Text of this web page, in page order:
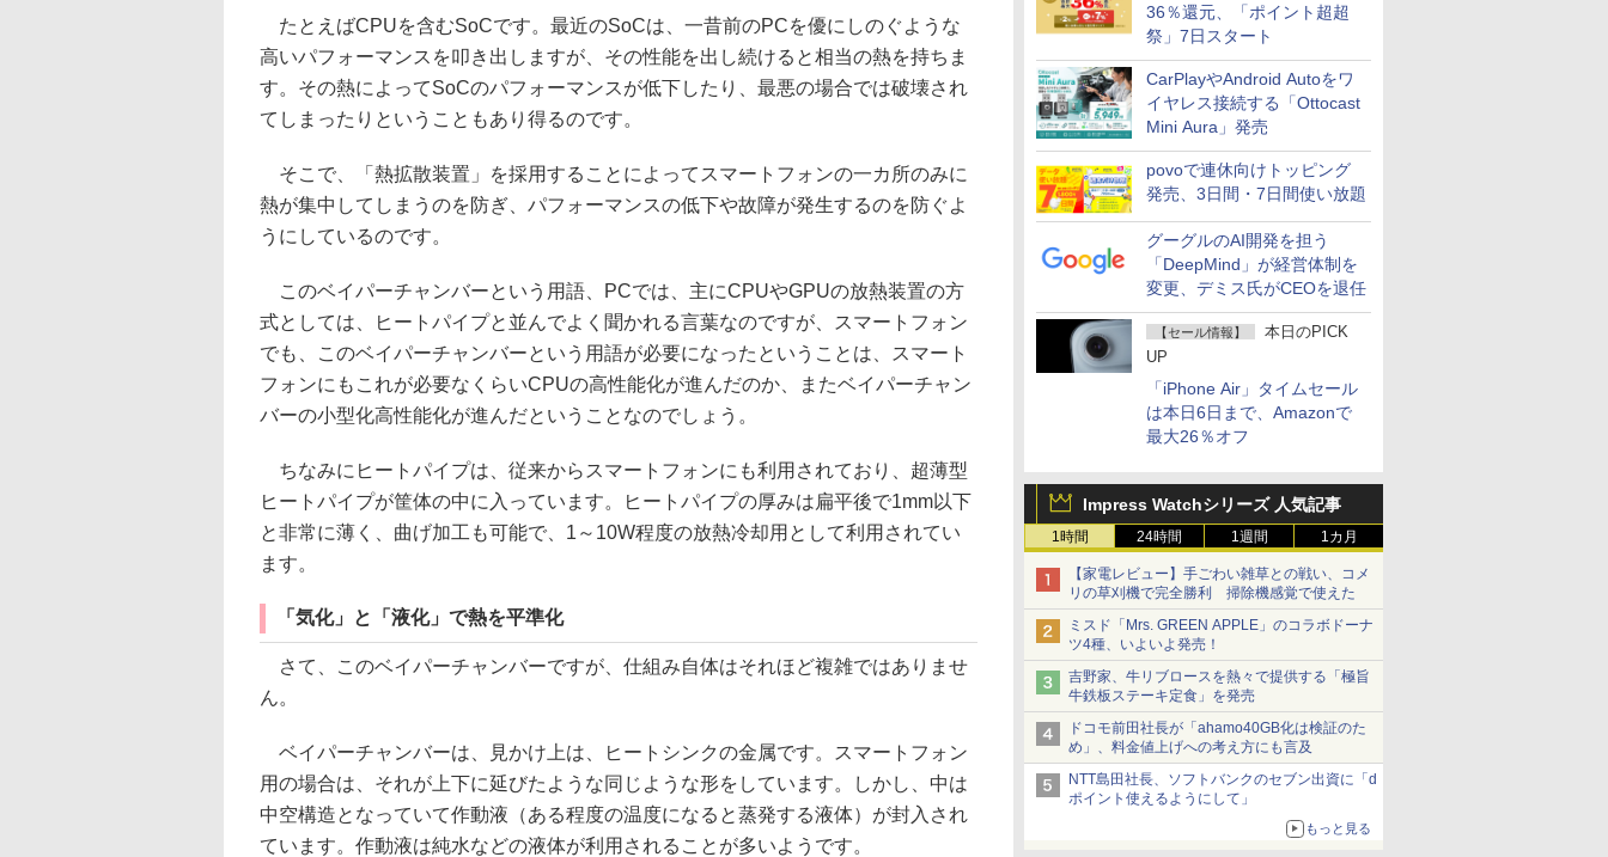
36％還元、「ポイント超超
祭」7日スタート
CarPlayやAndroid Autoをワ
イヤレス接続する「Ottocast
Mini Aura」発売
povoで連休向けトッピング
発売、3日間・7日間使い放題
グーグルのAI開発を担う
「DeepMind」が経営体制を
変更、デミス氏がCEOを退任
【セール情報】
本日のPICK
UP
「iPhone Air」タイムセール
は本日6日まで、Amazonで
最大26％オフ
Impress Watchシリーズ 人気記事
1時間 24時間 1週間 1カ月
【家電レビュー】手ごわい雑草との戦い、コメ
リの草刈機で完全勝利 掃除機感覚で使えた
ミスド「Mrs. GREEN APPLE」のコラボドーナ
ツ4種、いよいよ発売！
吉野家、牛リブロースを熱々で提供する「極旨
牛鉄板ステーキ定食」を発売
ドコモ前田社長が「ahamo40GB化は検証のた
め」、料金値上げへの考え方にも言及
NTT島田社長、ソフトバンクのセブン出資に「d
ポイント使えるようにして」
もっと見る
たとえばCPUを含むSoCです。最近のSoCは、一昔前のPCを優にしのぐような
高いパフォーマンスを叩き出しますが、その性能を出し続けると相当の熱を持ちま
す。その熱によってSoCのパフォーマンスが低下したり、最悪の場合では破壊され
てしまったりということもあり得るのです。
そこで、「熱拡散装置」を採用することによってスマートフォンの一カ所のみに
熱が集中してしまうのを防ぎ、パフォーマンスの低下や故障が発生するのを防ぐよ
うにしているのです。
このベイパーチャンバーという用語、PCでは、主にCPUやGPUの放熱装置の方
式としては、ヒートパイプと並んでよく聞かれる言葉なのですが、スマートフォン
でも、このベイパーチャンバーという用語が必要になったということは、スマート
フォンにもこれが必要なくらいCPUの高性能化が進んだのか、またベイパーチャン
バーの小型化高性能化が進んだということなのでしょう。
ちなみにヒートパイプは、従来からスマートフォンにも利用されており、超薄型
ヒートパイプが筐体の中に入っています。ヒートパイプの厚みは扁平後で1mm以下
と非常に薄く、曲げ加工も可能で、1～10W程度の放熱冷却用として利用されてい
ます。
「気化」と「液化」で熱を平準化
さて、このベイパーチャンバーですが、仕組み自体はそれほど複雑ではありませ
ん。
ベイパーチャンバーは、見かけ上は、ヒートシンクの金属です。スマートフォン
用の場合は、それが上下に延びたような同じような形をしています。しかし、中は
中空構造となっていて作動液（ある程度の温度になると蒸発する液体）が封入され
ています。作動液は純水などの液体が利用されることが多いようです。